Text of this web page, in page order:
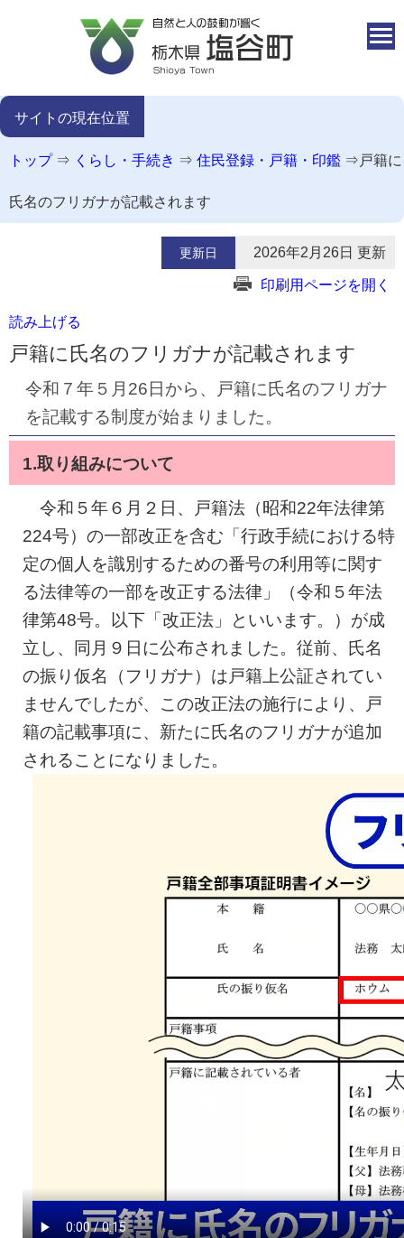
サイトの現在位置
トップ⇒ くらし・手続き ⇒ 住民登録・戸籍・印鑑 ⇒ 戸籍に
氏名のフリガナが記載されます
更新日 2026年2月26日 更新
印刷用ページを開く
読み上げる
戸籍に氏名のフリガナが記載されます
令和７年５月26日から、戸籍に氏名のフリガナ
を記載する制度が始まりました。
1.取り組みについて
令和５年６月２日、戸籍法（昭和22年法律第
224号）の一部改正を含む「行政手続における特
定の個人を識別するための番号の利用等に関す
る法律等の一部を改正する法律」（令和５年法
律第48号。以下「改正法」といいます。）が成
立し、同月９日に公布されました。従前、氏名
の振り仮名（フリガナ）は戸籍上公証されてい
ませんでしたが、この改正法の施行により、戸
籍の記載事項に、新たに氏名のフリガナが追加
されることになりました。